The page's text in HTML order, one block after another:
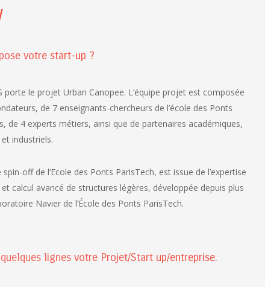
votre start-up ?
porte le projet Urban Canopee. L’équipe projet est composée
de 7 enseignants-chercheurs de l’école des Ponts
de 4 experts métiers, ainsi que de partenaires académiques,
industriels.
off de l’Ecole des Ponts ParisTech, est issue de l’expertise
calcul avancé de structures légères, développée depuis plus
Navier de l’École des Ponts ParisTech.
lignes votre Projet/Start up/entreprise.